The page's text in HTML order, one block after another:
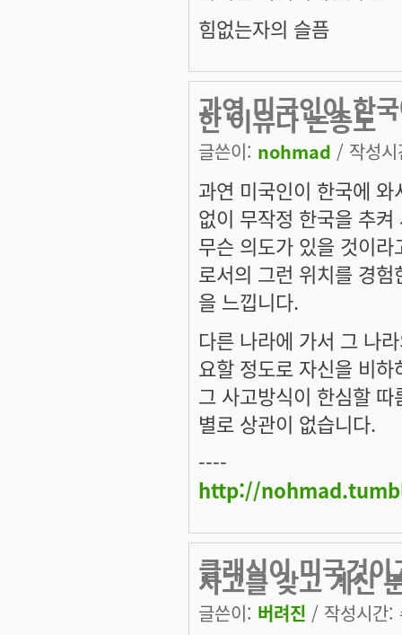
힘없는자의 슬픔
과연 미국인이 한
한 이유나 논증도
글쓴이: nohmad / 작성
과연 미국인이 한국에
없이 무작정 한국을 추
무슨 의도가 있을 것이
로서의 그런 위치를 경
을 느낍니다.
다른 나라에 가서 그 나
요할 정도로 자신을 비
그 사고방식이 한심할
별로 상관이 없습니다.
----
http://
클래식이 미국것
사고를 갖고 계신
글쓴이: 버려진 / 작성시간